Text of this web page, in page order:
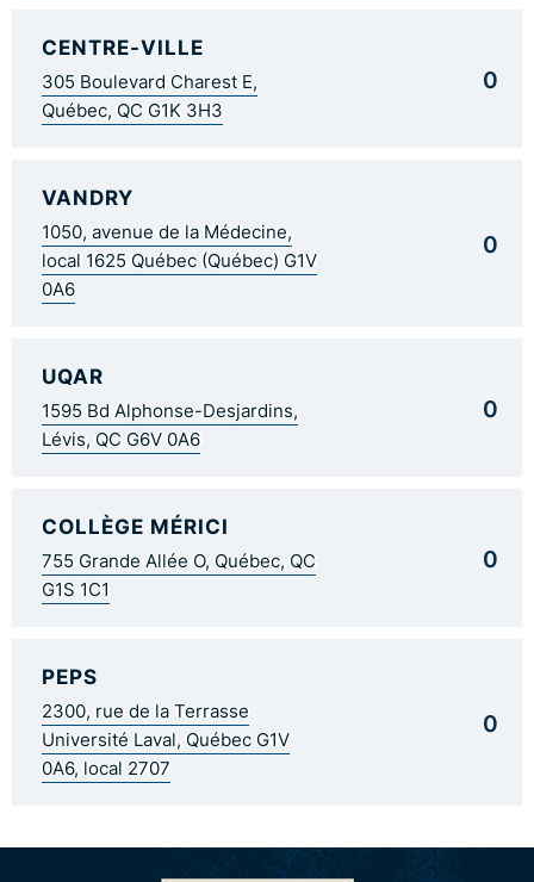
CENTRE-VILLE
305 Boulevard Charest E,
Québec, QC G1K 3H3
0
VANDRY
1050, avenue de la Médecine,
local 1625 Québec (Québec) G1V
0A6
0
UQAR
1595 Bd Alphonse-Desjardins,
Lévis, QC G6V 0A6
0
COLLÈGE MÉRICI
755 Grande Allée O, Québec, QC
G1S 1C1
0
PEPS
2300, rue de la Terrasse
Université Laval, Québec G1V
0A6, local 2707
0